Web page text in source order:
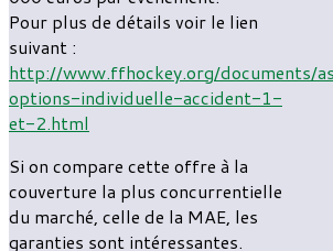
Pour plus de détails voir le lien
suivant :
http://www.ffhockey.org/documents/
options-individuelle-accident-1-
et-2.html
Si on compare cette offre à la
couverture la plus concurrentielle
du marché, celle de la MAE, les
garanties sont intéressantes.